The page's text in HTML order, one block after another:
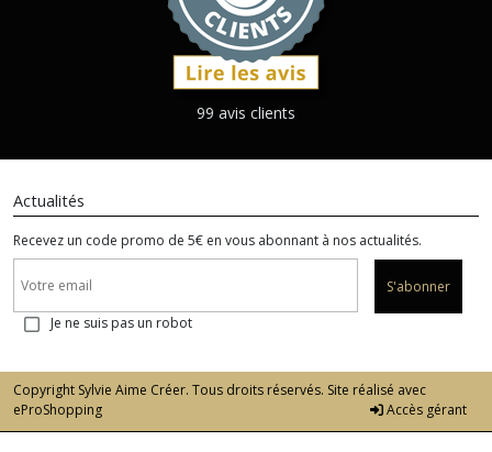
99 avis clients
Actualités
Recevez un code promo de 5€ en vous abonnant à nos actualités.
S'abonner
Je ne suis pas un robot
Copyright Sylvie Aime Créer. Tous droits réservés. Site réalisé avec
eProShopping
Accès gérant